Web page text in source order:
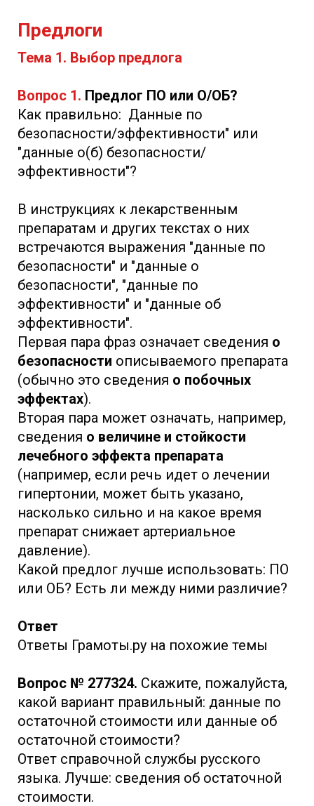
Предлоги
Тема 1. Выбор предлога
Вопрос 1. Предлог ПО или О/ОБ?
Как правильно: Данные по
безопасности/эффективности" или
"данные о(б) безопасности/
эффективности"?
В инструкциях к лекарственным
препаратам и других текстах о них
встречаются выражения "данные по
безопасности" и "данные о
безопасности", "данные по
эффективности" и "данные об
эффективности".
Первая пара фраз означает сведения о
безопасности описываемого препарата
(обычно это сведения о побочных
эффектах).
Вторая пара может означать, например,
сведения о величине и стойкости
лечебного эффекта препарата
(например, если речь идет о лечении
гипертонии, может быть указано,
насколько сильно и на какое время
препарат снижает артериальное
давление).
Какой предлог лучше использовать: ПО
или ОБ? Есть ли между ними различие?
Ответ
Ответы Грамоты.ру на похожие темы
Вопрос № 277324. Скажите, пожалуйста,
какой вариант правильный: данные по
остаточной стоимости или данные об
остаточной стоимости?
Ответ справочной службы русского
языка. Лучше: сведения об остаточной
стоимости.